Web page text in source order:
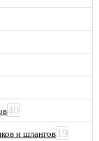
40
и шлангов 19